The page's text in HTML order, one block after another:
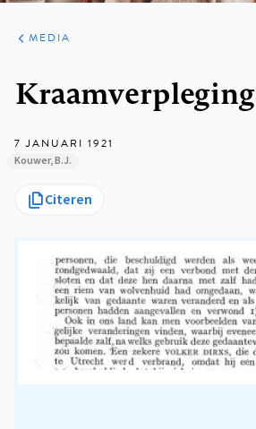
ARTIKELEN
VARIA
MEDIA
Kraamverpleging
7 JANUARI 1921
Kouwer, B.J.
Citeren